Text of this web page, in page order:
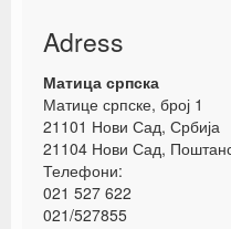
Adress
Матица српска
Матице српске, број 1
21101 Нови Сад, Србија
21104 Нови Сад,
Телефони:
021 527 622
021/527855